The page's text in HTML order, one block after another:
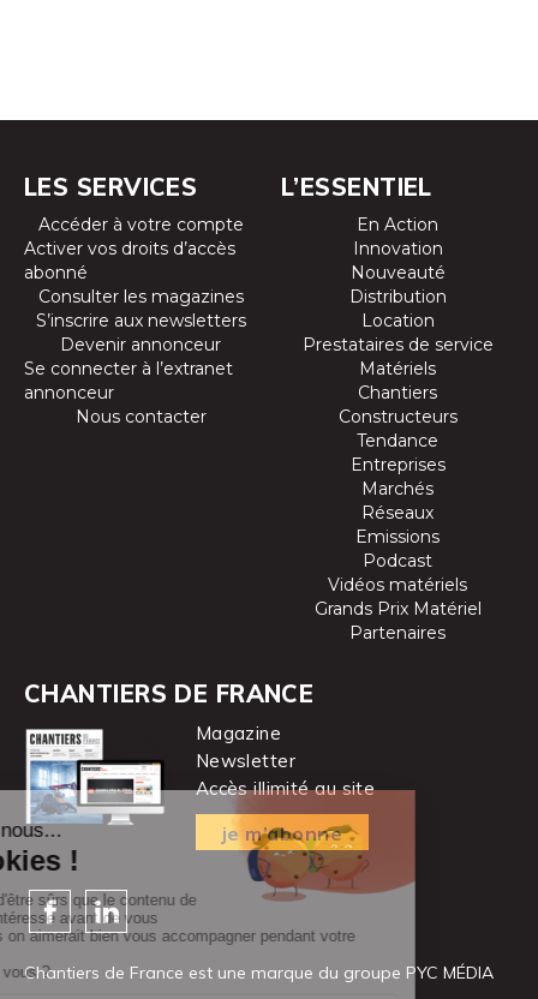
LES SERVICES
Accéder à votre compte
Activer vos droits d’accès
abonné
Consulter les magazines
S’inscrire aux newsletters
Devenir annonceur
Se connecter à l’extranet
annonceur
Nous contacter
L’ESSENTIEL
En Action
Innovation
Nouveauté
Distribution
Location
Prestataires de service
Matériels
Chantiers
Constructeurs
Tendance
Entreprises
Marchés
Réseaux
Emissions
Podcast
Vidéos matériels
Grands Prix Matériel
Partenaires
CHANTIERS DE FRANCE
Magazine
Newsletter
Accès illimité au site
je m’abonne
Chantiers de France est une marque du groupe PYC MÉDIA